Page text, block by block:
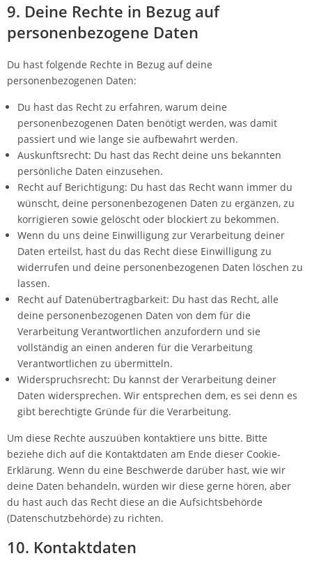
9. Deine Rechte in Bezug auf
personenbezogene Daten
Du hast folgende Rechte in Bezug auf deine
personenbezogenen Daten:
Du hast das Recht zu erfahren, warum deine
personenbezogenen Daten benötigt werden, was damit
passiert und wie lange sie aufbewahrt werden.
Auskunftsrecht: Du hast das Recht deine uns bekannten
persönliche Daten einzusehen.
Recht auf Berichtigung: Du hast das Recht wann immer du
wünscht, deine personenbezogenen Daten zu ergänzen, zu
korrigieren sowie gelöscht oder blockiert zu bekommen.
Wenn du uns deine Einwilligung zur Verarbeitung deiner
Daten erteilst, hast du das Recht diese Einwilligung zu
widerrufen und deine personenbezogenen Daten löschen zu
lassen.
Recht auf Datenübertragbarkeit: Du hast das Recht, alle
deine personenbezogenen Daten von dem für die
Verarbeitung Verantwortlichen anzufordern und sie
vollständig an einen anderen für die Verarbeitung
Verantwortlichen zu übermitteln.
Widerspruchsrecht: Du kannst der Verarbeitung deiner
Daten widersprechen. Wir entsprechen dem, es sei denn es
gibt berechtigte Gründe für die Verarbeitung.
Um diese Rechte auszuüben kontaktiere uns bitte. Bitte
beziehe dich auf die Kontaktdaten am Ende dieser Cookie-
Erklärung. Wenn du eine Beschwerde darüber hast, wie wir
deine Daten behandeln, würden wir diese gerne hören, aber
du hast auch das Recht diese an die Aufsichtsbehörde
(Datenschutzbehörde) zu richten.
10. Kontaktdaten